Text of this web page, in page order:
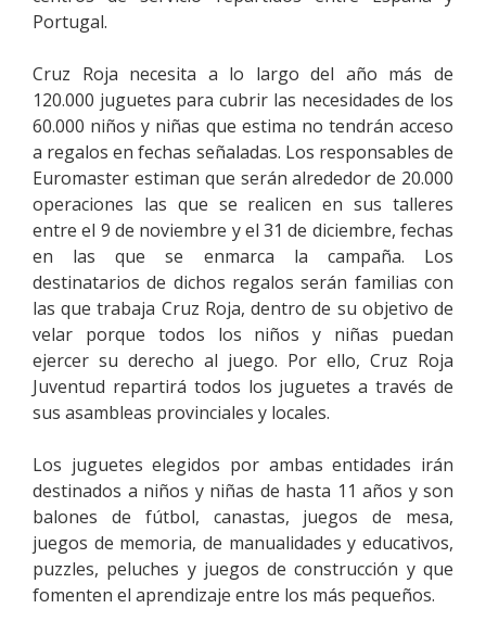
Portugal.
Cruz Roja necesita a lo largo del año más de
120.000 juguetes para cubrir las necesidades de los
60.000 niños y niñas que estima no tendrán acceso
a regalos en fechas señaladas. Los responsables de
Euromaster estiman que serán alrededor de 20.000
operaciones las que se realicen en sus talleres
entre el 9 de noviembre y el 31 de diciembre, fechas
en las que se enmarca la campaña. Los
destinatarios de dichos regalos serán familias con
las que trabaja Cruz Roja, dentro de su objetivo de
velar porque todos los niños y niñas puedan
ejercer su derecho al juego. Por ello, Cruz Roja
Juventud repartirá todos los juguetes a través de
sus asambleas provinciales y locales.
Los juguetes elegidos por ambas entidades irán
destinados a niños y niñas de hasta 11 años y son
balones de fútbol, canastas, juegos de mesa,
juegos de memoria, de manualidades y educativos,
puzzles, peluches y juegos de construcción y que
fomenten el aprendizaje entre los más pequeños.